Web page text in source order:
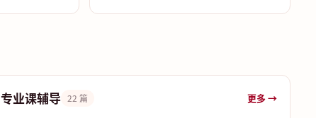
专业课辅导 22 篇 更多 →